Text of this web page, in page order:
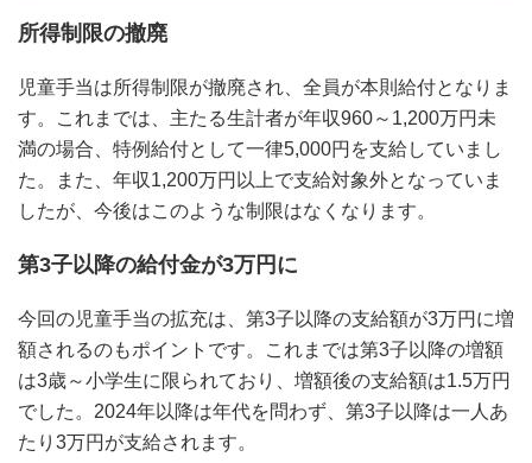
所得制限の撤廃
児童手当は所得制限が撤廃され、全員が本則給付となりま
す。これまでは、主たる生計者が年収960～1,200万円未
満の場合、特例給付として一律5,000円を支給していまし
た。また、年収1,200万円以上で支給対象外となっていま
したが、今後はこのような制限はなくなります。
第3子以降の給付金が3万円に
今回の児童手当の拡充は、第3子以降の支給額が3万円に増
額されるのもポイントです。これまでは第3子以降の増額
は3歳～小学生に限られており、増額後の支給額は1.5万円
でした。2024年以降は年代を問わず、第3子以降は一人あ
たり3万円が支給されます。